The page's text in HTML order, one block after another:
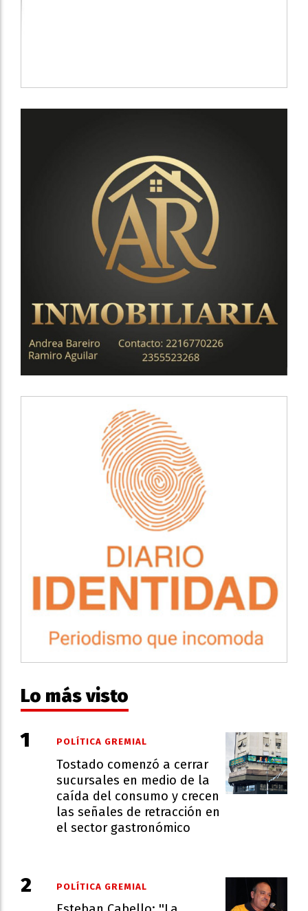
Lo más visto
Tostado comenzó a cerrar
sucursales en medio de la
caída del consumo y crecen
las señales de retracción en
el sector gastronómico
POLÍTICA GREMIAL
POLÍTICA GREMIAL